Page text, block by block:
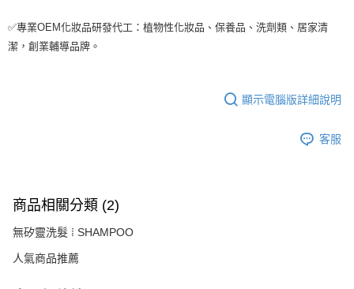
✅專業OEM化妝品研發代工：植物性化妝品、保養品、洗劑類、居家清
潔，創業輔導品牌。
顯示電腦版詳細說明
客服
商品相關分類 (2)
無矽靈洗髮 ⁞ SHAMPOO
人氣商品推薦